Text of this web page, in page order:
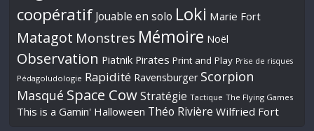
coopératif Jouable en solo Loki Marie Fort
Matagot Monstres Mémoire Noël
Observation Piatnik Pirates Print and Play Prise de risques
Pédagoludologie Rapidité Ravensburger Scorpion
Masqué Space Cow Stratégie Tactique The Flying Games
This is a Gamin' Halloween Théo Rivière Wilfried Fort